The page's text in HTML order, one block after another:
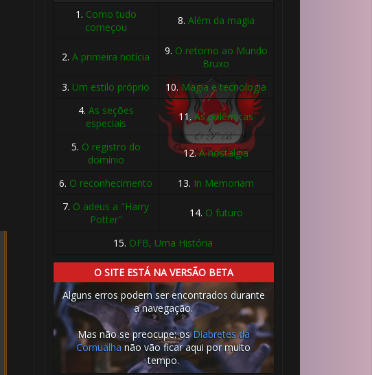
1. Como tudo
começou
8. Além da magia
2.A primeira notícia 9. O retorno ao Mundo
Bruxo
3. Um estilo próprio 10.Magia e tecnologia
4. As seções
especiais
11.As polêmicas
5. O registro do
domínio
12.A nostalgia
6. O reconhecimento 13. In Memoriam
7. O adeus a "Harry
Potter"
14. O futuro
15. OFB, Uma História
O SITE ESTÁ NA VERSÃO BETA
Alguns erros podem ser encontrados durante
a navegação.
Mas não se preocupe: osDiabretes da
Cornualha não vão ficar aqui por muito
tempo.